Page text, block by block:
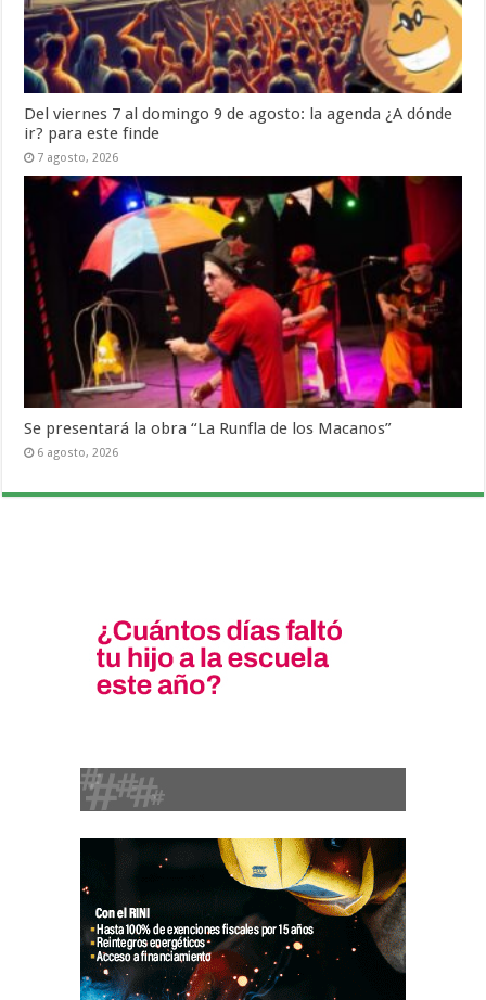
Del viernes 7 al domingo 9 de agosto: la agenda ¿A dónde
ir? para este finde
7 agosto, 2026
Se presentará la obra “La Runfla de los Macanos”
6 agosto, 2026